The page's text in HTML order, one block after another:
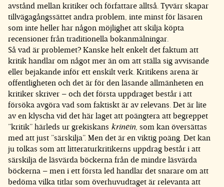
avstånd mellan kritiker och författare alltså. Tyvärr skapar
tillvägagångssättet andra problem, inte minst för läsaren
som inte heller har någon möjlighet att skilja köpta
recensioner från traditionella bokanmälningar.
Så vad är problemet? Kanske helt enkelt det faktum att
kritik handlar om något mer än om att ställa sig avvisande
eller bejakande inför ett enskilt verk. Kritikens arena är
offentligheten och det är för den läsande allmänheten en
kritiker skriver – och det första uppdraget består i att
försöka avgöra vad som faktiskt är av relevans. Det är lite
av en klyscha vid det här laget att poängtera att begreppet
”kritik” härleds ur grekiskans krinein, som kan översättas
med att just ”särskilja”. Men det är en viktig poäng. Det kan
ju tolkas som att litteraturkritikerns uppdrag består i att
särskilja de läsvärda böckerna från de mindre läsvärda
böckerna – men i ett första led handlar det snarare om att
bedöma vilka titlar som överhuvudtaget är relevanta att